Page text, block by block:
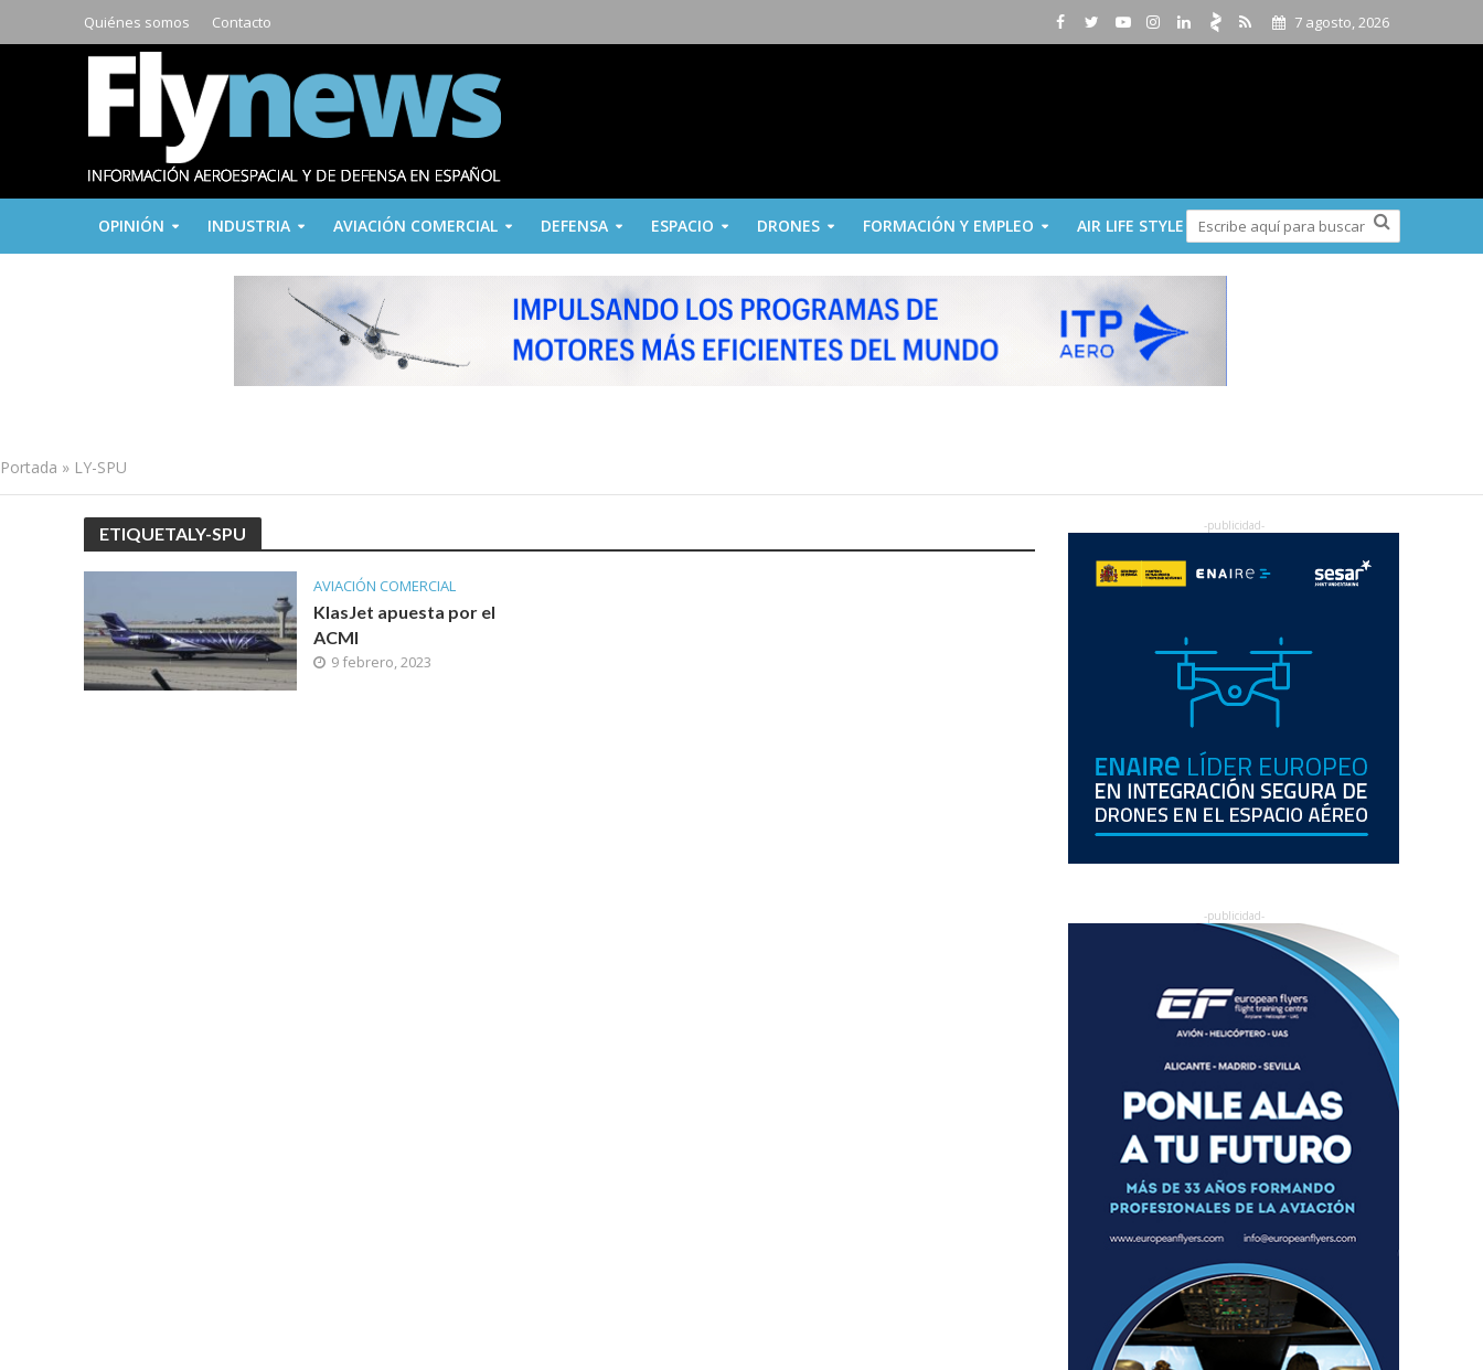
Quiénes somos Contacto 7 agosto, 2026
OPINIÓN INDUSTRIA AVIACIÓN COMERCIAL DEFENSA ESPACIO DRONES FORMACIÓN Y EMPLEO AIR LIFE STYLE
Portada » LY-SPU
ETIQUETALY-SPU
AVIACIÓN COMERCIAL
KlasJet apuesta por el
ACMI
9 febrero, 2023